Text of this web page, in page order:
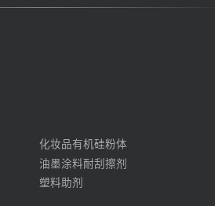
化妆品有机硅粉体
油墨涂料耐刮擦剂
塑料助剂